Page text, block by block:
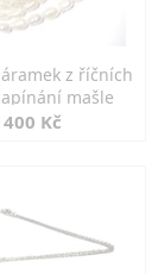
z říčních
mašle
Kč